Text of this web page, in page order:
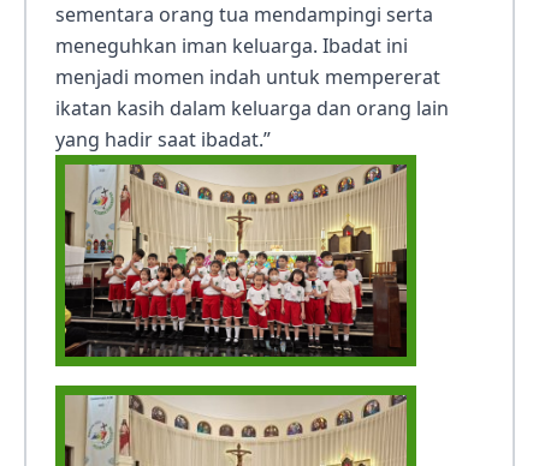
sementara orang tua mendampingi serta
meneguhkan iman keluarga. Ibadat ini
menjadi momen indah untuk mempererat
ikatan kasih dalam keluarga dan orang lain
yang hadir saat ibadat.”